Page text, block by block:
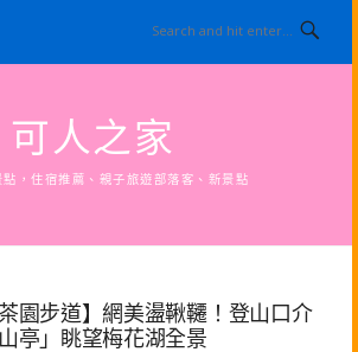
可人之家
點，住宿推薦、親子旅遊部落客、新景點
園步道】網美盪鞦韆！登山口介
亭」眺望梅花湖全景